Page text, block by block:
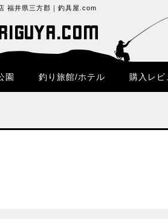
福井県三方郡｜釣具屋.com
園 釣り旅館/ホテル 購入レビ